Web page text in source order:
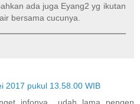
ada juga Eyang2 yg ikutan
bersama cucunya.
2017 pukul 13.58.00 WIB